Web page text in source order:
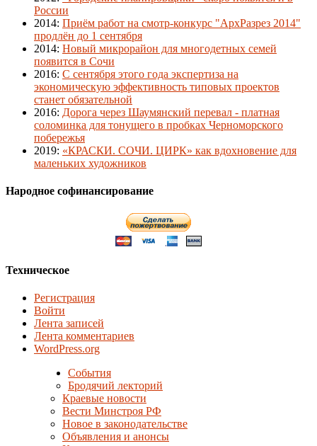
России
2014: Приём работ на смотр-конкурс "АрхРазрез 2014"
продлён до 1 сентября
2014: Новый микрорайон для многодетных семей
появится в Сочи
2016: С сентября этого года экспертиза на
экономическую эффективность типовых проектов
станет обязательной
2016: Дорога через Шаумянский перевал - платная
соломинка для тонущего в пробках Черноморского
побережья
2019: «КРАСКИ. СОЧИ. ЦИРК» как вдохновение для
маленьких художников
Народное софинансирование
Техническое
Регистрация
Войти
Лента записей
Лента комментариев
WordPress.org
События
Бродячий лекторий
Краевые новости
Вести Минстроя РФ
Новое в законодательстве
Объявления и анонсы